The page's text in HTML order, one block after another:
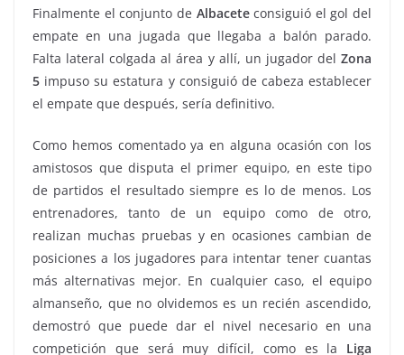
Finalmente el conjunto de Albaceteconsiguió el gol del
empate en una jugada que llegaba a balón parado.
Falta lateral colgada al área y allí, un jugador del Zona
5 impuso su estatura y consiguió de cabeza establecer
el empate que después, sería definitivo.
Como hemos comentado ya en alguna ocasión con los
amistosos que disputa el primer equipo, en este tipo
de partidos el resultado siempre es lo de menos. Los
entrenadores, tanto de un equipo como de otro,
realizan muchas pruebas y en ocasiones cambian de
posiciones a los jugadores para intentar tener cuantas
más alternativas mejor. En cualquier caso, el equipo
almanseño, que no olvidemos es un recién ascendido,
demostró que puede dar el nivel necesario en una
competición que será muy difícil, como es la Liga